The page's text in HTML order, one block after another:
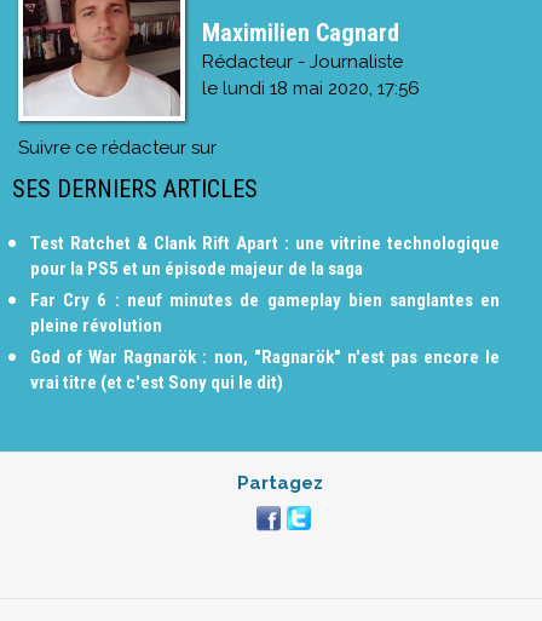
Maximilien Cagnard
Rédacteur - Journaliste
le lundi 18 mai 2020, 17:56
Suivre ce rédacteur sur
SES DERNIERS ARTICLES
Test Ratchet & Clank Rift Apart : une vitrine technologique
pour la PS5 et un épisode majeur de la saga
Far Cry 6 : neuf minutes de gameplay bien sanglantes en
pleine révolution
God of War Ragnarök : non, "Ragnarök" n'est pas encore le
vrai titre (et c'est Sony qui le dit)
Partagez